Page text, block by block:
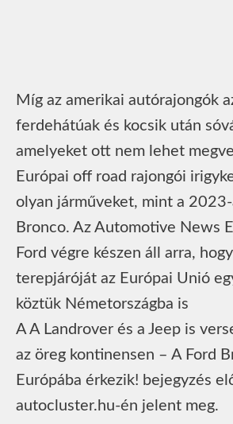
Míg az amerikai autórajongók
ferdehátúak és kocsik után
amelyeket ott nem lehet
Európai off road rajongói
olyan járműveket, mint a 2023-
Bronco. Az Automotive News
Ford végre készen áll arra,
terepjáróját az Európai Unió
köztük Németországba is
A A Landrover és a Jeep is
az öreg kontinensen – A Ford
Európába érkezik! bejegyzés
autocluster.hu-én jelent meg.